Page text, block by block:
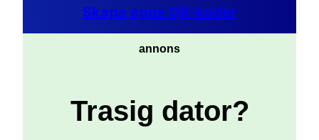
Skapa egna QR-koder
annons
Trasig dator?